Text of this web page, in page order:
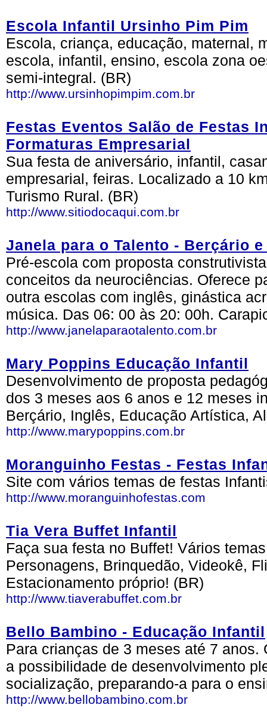
Escola Infantil Ursinho Pim Pim
Escola, criança, educação, maternal,
escola, infantil, ensino, escola zona
semi-integral. (BR)
http://www.ursinhopimpim.com.br
Festas Eventos Salão de Festas
Formaturas Empresarial
Sua festa de aniversário, infantil,
empresarial, feiras. Localizado a 10
Turismo Rural. (BR)
http://www.sitiodocaqui.com.br
Janela para o Talento - Berçário
Pré-escola com proposta
conceitos da neurociências. Oferece
outra escolas com inglês, ginástica
música. Das 06: 00 às 20: 00h.
http://www.janelaparaotalento.com.br
Mary Poppins Educação Infantil
Desenvolvimento de proposta
dos 3 meses aos 6 anos e 12 meses
Berçário, Inglês, Educação Artística,
http://www.marypoppins.com.br
Moranguinho Festas - Festas
Site com vários temas de festas
http://www.moranguinhofestas.com
Tia Vera Buffet Infantil
Faça sua festa no Buffet! Vários
Personagens, Brinquedão, Videokê,
Estacionamento próprio! (BR)
http://www.tiaverabuffet.com.br
Bello Bambino - Educação Infantil
Para crianças de 3 meses até 7
a possibilidade de desenvolvimento
socialização, preparando-a para o
http://www.bellobambino.com.br